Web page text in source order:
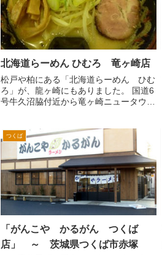
北海道らーめん ひむろ 竜ヶ崎店
松戸や柏にある「北海道らーめん ひむ
ろ」が、龍ヶ崎にもありました。 国道6
号牛久沼脇付近から竜ヶ崎ニュータウン
ずる道です。しばらく走ると竜ヶ崎ニュ
ータウンのイトーヨカー...
つくば
「がんこや かるがん つくば
店」 ～ 茨城県つくば市赤塚